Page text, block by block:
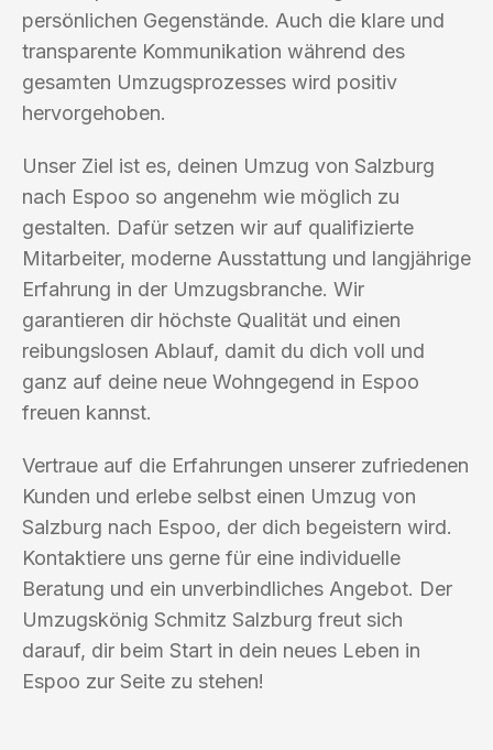
persönlichen Gegenstände. Auch die klare und
transparente Kommunikation während des
gesamten Umzugsprozesses wird positiv
hervorgehoben.
Unser Ziel ist es, deinen Umzug von Salzburg
nach Espoo so angenehm wie möglich zu
gestalten. Dafür setzen wir auf qualifizierte
Mitarbeiter, moderne Ausstattung und langjährige
Erfahrung in der Umzugsbranche. Wir
garantieren dir höchste Qualität und einen
reibungslosen Ablauf, damit du dich voll und
ganz auf deine neue Wohngegend in Espoo
freuen kannst.
Vertraue auf die Erfahrungen unserer zufriedenen
Kunden und erlebe selbst einen Umzug von
Salzburg nach Espoo, der dich begeistern wird.
Kontaktiere uns gerne für eine individuelle
Beratung und ein unverbindliches Angebot. Der
Umzugskönig Schmitz Salzburg freut sich
darauf, dir beim Start in dein neues Leben in
Espoo zur Seite zu stehen!